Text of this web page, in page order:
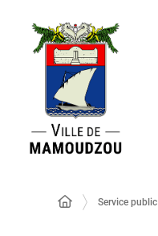
Service public